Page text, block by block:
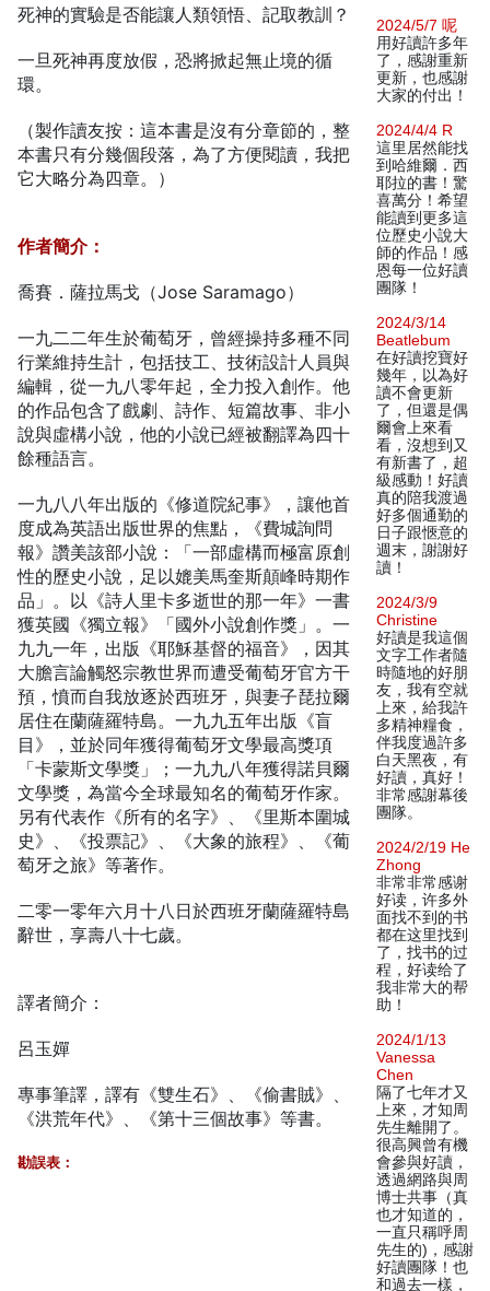
死神的實驗是否能讓人類領悟、記取教訓？
一旦死神再度放假，恐將掀起無止境的循
環。
（製作讀友按：這本書是沒有分章節的，整
本書只有分幾個段落，為了方便閱讀，我把
它大略分為四章。）
作者簡介：
喬賽．薩拉馬戈（Jose Saramago）
一九二二年生於葡萄牙，曾經操持多種不同
行業維持生計，包括技工、技術設計人員與
編輯，從一九八零年起，全力投入創作。他
的作品包含了戲劇、詩作、短篇故事、非小
說與虛構小說，他的小說已經被翻譯為四十
餘種語言。
一九八八年出版的《修道院紀事》，讓他首
度成為英語出版世界的焦點，《費城詢問
報》讚美該部小說：「一部虛構而極富原創
性的歷史小說，足以媲美馬奎斯顛峰時期作
品」。以《詩人里卡多逝世的那一年》一書
獲英國《獨立報》「國外小說創作獎」。一
九九一年，出版《耶穌基督的福音》，因其
大膽言論觸怒宗教世界而遭受葡萄牙官方干
預，憤而自我放逐於西班牙，與妻子琵拉爾
居住在蘭薩羅特島。一九九五年出版《盲
目》，並於同年獲得葡萄牙文學最高獎項
「卡蒙斯文學獎」；一九九八年獲得諾貝爾
文學獎，為當今全球最知名的葡萄牙作家。
另有代表作《所有的名字》、《里斯本圍城
史》、《投票記》、《大象的旅程》、《葡
萄牙之旅》等著作。
二零一零年六月十八日於西班牙蘭薩羅特島
辭世，享壽八十七歲。
譯者簡介：
呂玉嬋
專事筆譯，譯有《雙生石》、《偷書賊》、
《洪荒年代》、《第十三個故事》等書。
勘誤表：
2024/5/7 呢
用好讀許多年
了，感謝重新
更新，也感謝
大家的付出！
2024/4/4 R
這里居然能找
到哈維爾．西
耶拉的書！驚
喜萬分！希望
能讀到更多這
位歷史小說大
師的作品！感
恩每一位好讀
團隊！
2024/3/14
Beatlebum
在好讀挖寶好
幾年，以為好
讀不會更新
了，但還是偶
爾會上來看
看，沒想到又
有新書了，超
級感動！好讀
真的陪我渡過
好多個通勤的
日子跟愜意的
週末，謝謝好
讀！
2024/3/9
Christine
好讀是我這個
文字工作者隨
時隨地的好朋
友，我有空就
上來，給我許
多精神糧食，
伴我度過許多
白天黑夜，有
好讀，真好！
非常感謝幕後
團隊。
2024/2/19 He
Zhong
非常非常感谢
好读，许多外
面找不到的书
都在这里找到
了，找书的过
程，好读给了
我非常大的帮
助！
2024/1/13
Vanessa
Chen
隔了七年才又
上來，才知周
先生離開了。
很高興曾有機
會參與好讀，
透過網路與周
博士共事（真
也才知道的，
一直只稱呼周
先生的)，感謝
好讀團隊！也
和過去一樣，